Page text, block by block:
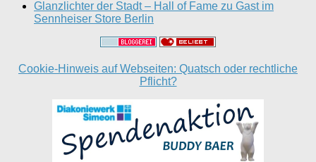
Glanzlichter der Stadt – Hall of Fame zu Gast im
Sennheiser Store Berlin
Cookie-Hinweis auf Webseiten: Quatsch oder rechtliche
Pflicht?